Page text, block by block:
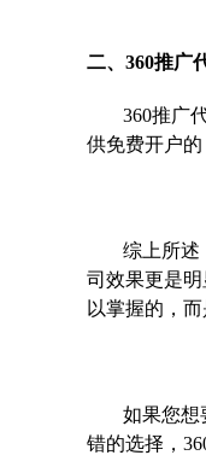
二、360推广
360推广
供免费开户的
综上所述
司效果更是
以掌握的，
如果您想
错的选择，